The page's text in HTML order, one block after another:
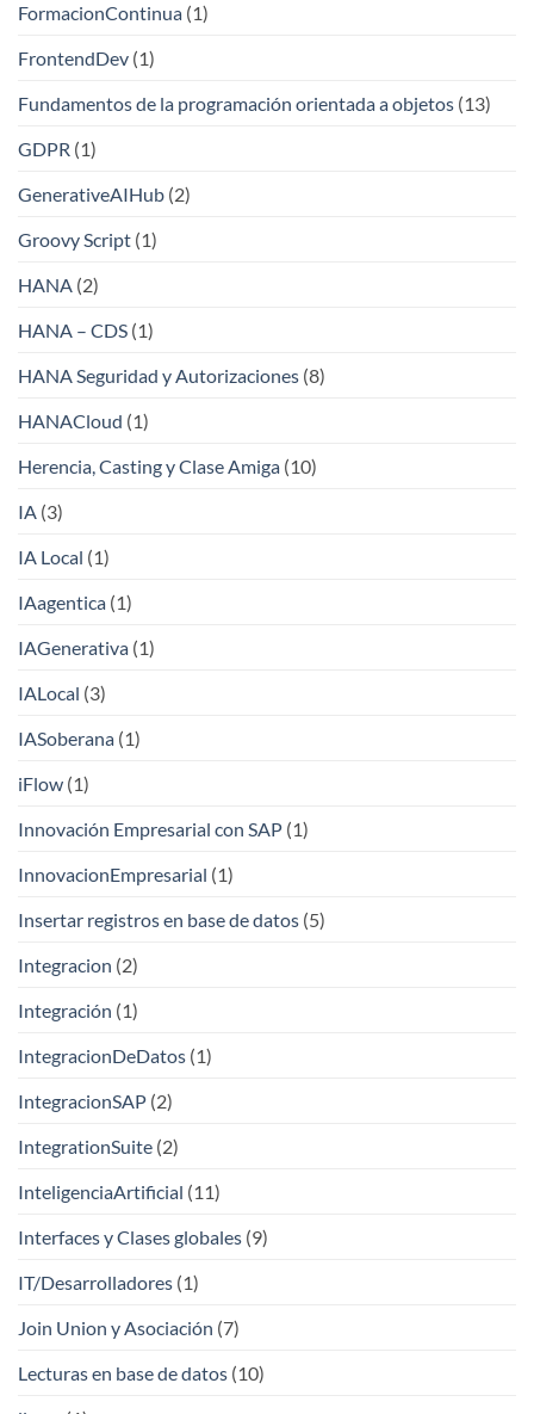
FormacionContinua (1)
FrontendDev (1)
Fundamentos de la programación orientada a objetos (13)
GDPR (1)
GenerativeAIHub (2)
Groovy Script (1)
HANA (2)
HANA – CDS (1)
HANA Seguridad y Autorizaciones (8)
HANACloud (1)
Herencia, Casting y Clase Amiga (10)
IA (3)
IA Local (1)
IAagentica (1)
IAGenerativa (1)
IALocal (3)
IASoberana (1)
iFlow (1)
Innovación Empresarial con SAP (1)
InnovacionEmpresarial (1)
Insertar registros en base de datos (5)
Integracion (2)
Integración (1)
IntegracionDeDatos (1)
IntegracionSAP (2)
IntegrationSuite (2)
InteligenciaArtificial (11)
Interfaces y Clases globales (9)
IT/Desarrolladores (1)
Join Union y Asociación (7)
Lecturas en base de datos (10)